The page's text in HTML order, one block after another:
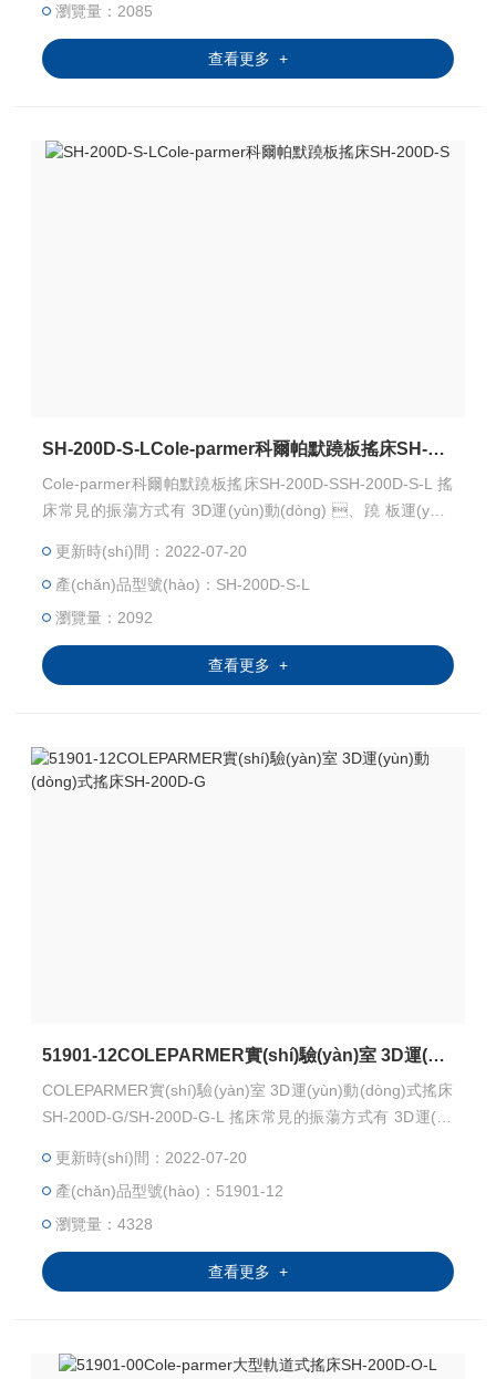
g)。
瀏覽量：2085
查看更多 +
SH-200D-S-LCole-parmer科爾帕默蹺板搖床SH-200D-S
Cole-parmer科爾帕默蹺板搖床SH-200D-SSH-200D-S-L 搖
床常見的振蕩方式有 3D運(yùn)動(dòng) 、蹺 板運(yùn)
n)動(dòng) ，此外還有模擬手搖晃燒瓶產(chǎn)
生的劇烈搖晃運(yùn)動(dòng)的腕式運(yùn)動(dòng)。
更新時(shí)間：2022-07-20
產(chǎn)品型號(hào)：SH-200D-S-L
瀏覽量：2092
查看更多 +
51901-12COLEPARMER實(shí)驗(yàn)室 3D運(yùn)動(dòng)式搖床SH-200D-G
COLEPARMER實(shí)驗(yàn)室 3D運(yùn)動(dòng)式搖床
SH-200D-G/SH-200D-G-L 搖床常見的振蕩方式有 3D運(yù
òng) 和往復(fù)軌道式運(yùn)動(dòng) ，此外還有模擬手
搖晃燒瓶產(chǎn)生的劇烈搖晃運(yùn)動(dòng)的腕式運(y
ùn)動(dòng)。
更新時(shí)間：2022-07-20
產(chǎn)品型號(hào)：51901-12
瀏覽量：4328
查看更多 +